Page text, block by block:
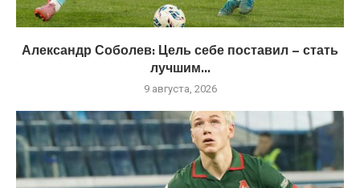
Александр Соболев: Цель себе поставил – стать
лучшим...
9 августа, 2026